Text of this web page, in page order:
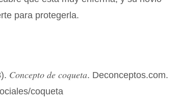
para protegerla.
Concepto de coqueta. Deconceptos.com.
coqueta